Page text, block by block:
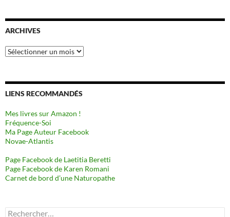
ARCHIVES
Archives
LIENS RECOMMANDÉS
Mes livres sur Amazon !
Fréquence-Soi
Ma Page Auteur Facebook
Novae-Atlantis
Page Facebook de Laetitia Beretti
Page Facebook de Karen Romani
Carnet de bord d’une Naturopathe
Rechercher :